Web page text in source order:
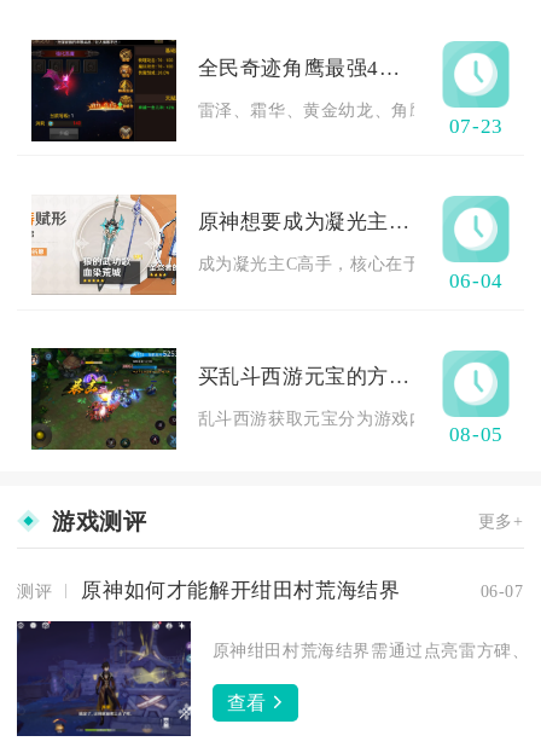
全民奇迹角鹰最强4组合能否突破瓶颈
雷泽、霜华、黄金幼龙、角鹰这套公认的
07-23
原神想要成为凝光主c高手该怎么练习
成为凝光主C高手，核心在于熟练掌握星璇
06-04
买乱斗西游元宝的方法是什么
乱斗西游获取元宝分为游戏内免费途径与
08-05
游戏测评 更多+
测评 原神如何才能解开绀田村荒海结界 06-07
原神绀田村荒海结界需通过点亮雷方碑、
查看